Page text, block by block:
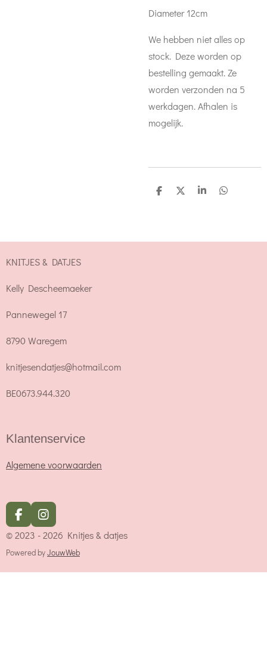
Diameter 12cm
We hebben niet alles op
stock. Deze worden op
bestelling gemaakt. Ze
worden verzonden na 5
werkdagen. Afhalen is
mogelijk.
D
D
S
D
KNITJES & DATJES
Kelly Descheemaeker
Pannewegel 17
8790 Waregem
knitjesendatjes@hotmail.com
BE0673.944.320
Klantenservice
Algemene voorwaarden
F
a
c
e
o
I
n
s
t
g
© 2023 - 2026 Knitjes & datjes
Powered byJouwWeb